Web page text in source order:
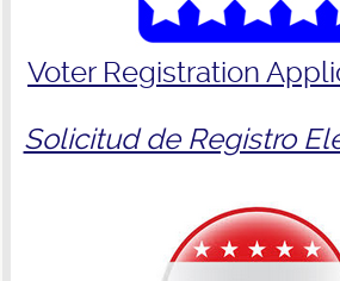
Voter Registration
Solicitud de Registro